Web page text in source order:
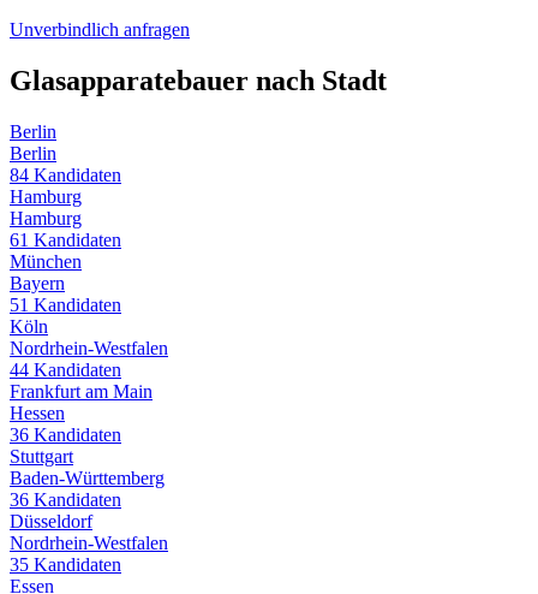
Unverbindlich anfragen
Glasapparatebauer nach Stadt
Berlin
Berlin
84 Kandidaten
Hamburg
Hamburg
61 Kandidaten
München
Bayern
51 Kandidaten
Köln
Nordrhein-Westfalen
44 Kandidaten
Frankfurt am Main
Hessen
36 Kandidaten
Stuttgart
Baden-Württemberg
36 Kandidaten
Düsseldorf
Nordrhein-Westfalen
35 Kandidaten
Essen